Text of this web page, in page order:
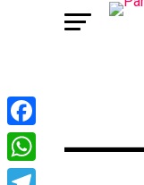
Facebook
WhatsApp